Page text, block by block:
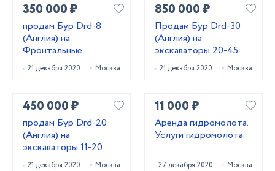
350 000 ₽
продам Бур Drd-8
(Англия) на
Фронтальные
погрузчики (любые)
21 декабря 2020 Москва
850 000 ₽
Продам Бур Drd-30
(Англия) на
экскаваторы 20-45
тонн
21 декабря 2020 Москва
450 000 ₽
продам Бур Drd-20
(Англия) на
экскаваторы 11-20
тонн
21 декабря 2020 Москва
11 000 ₽
Аренда гидромолота.
Услуги гидромолота.
27 декабря 2020 Москва